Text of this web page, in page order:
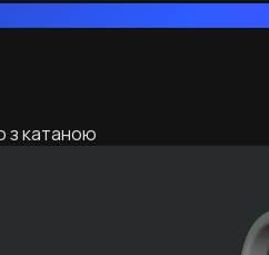
з катаною